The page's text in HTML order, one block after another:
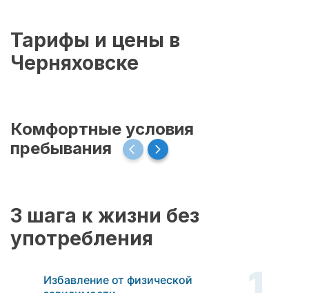
Тарифы и цены в
Черняховске
Комфортные условия
пребывания
3 шага к жизни без
употребления
Избавление от физической